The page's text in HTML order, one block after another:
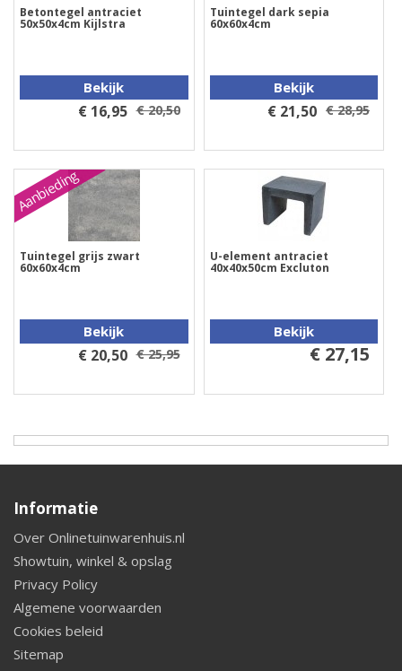
Betontegel antraciet
50x50x4cm Kijlstra
Bekijk
€ 16,95 € 20,50
Tuintegel dark sepia
60x60x4cm
Bekijk
€ 21,50 € 28,95
Aanbieding
Tuintegel grijs zwart
60x60x4cm
Bekijk
€ 20,50 € 25,95
U-element antraciet
40x40x50cm Excluton
Bekijk
€ 27,15
Informatie
Over Onlinetuinwarenhuis.nl
Showtuin, winkel & opslag
Privacy Policy
Algemene voorwaarden
Cookies beleid
Sitemap